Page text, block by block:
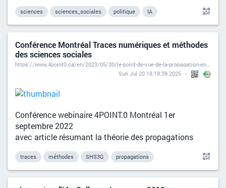
sciences sciences_sociales politique IA
Conférence Montréal Traces numériques et méthodes
des sciences sociales
https://www.4point0.ca/en/2023/05/30/le-point-de-vue-de-la-propagation-en-sciences-sociales-sommaire-de-presentation-de-dominique-boullier/
Sun Jul 20 18:18:39 2025
Conférence webinaire 4POINT.0 Montréal 1er
septembre 2022
avec article résumant la théorie des propagations
traces méthodes SHS3G propagations